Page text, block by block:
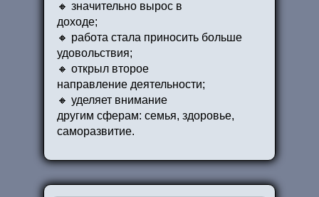
🔸 значительно вырос в
доходе;
🔸 работа стала приносить больше
удовольствия;
🔸 открыл второе
направление деятельности;
🔸 уделяет внимание
другим сферам: семья, здоровье,
саморазвитие.